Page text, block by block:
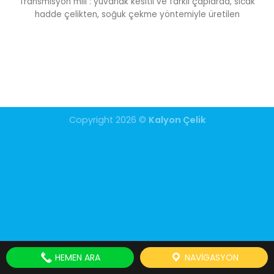
hadde çelikten, soğuk çekme yöntemiyle üretilen
Copyright 2026 © Kalyon Çelik
HEMEN ARA NAVIGASYON